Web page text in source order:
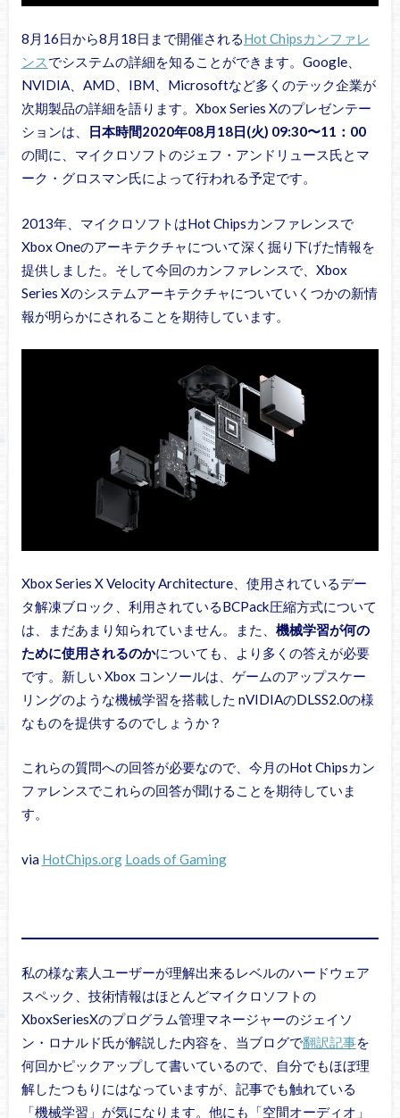
8月16日から8月18日まで開催されるHot Chipsカンファレ
ンスでシステムの詳細を知ることができます。Google、
NVIDIA、AMD、IBM、Microsoftなど多くのテック企業が
次期製品の詳細を語ります。Xbox Series Xのプレゼンテー
ションは、
日本時間2020年08月18日(火) 09:30〜11：00
の間に、マイクロソフトのジェフ・アンドリュース氏とマ
ーク・グロスマン氏によって行われる予定です。
2013年、マイクロソフトはHot Chipsカンファレンスで
Xbox Oneのアーキテクチャについて深く掘り下げた情報を
提供しました。そして今回のカンファレンスで、Xbox
Series Xのシステムアーキテクチャについていくつかの新情
報が明らかにされることを期待しています。
Xbox Series X Velocity Architecture、使用されているデー
タ解凍ブロック、利用されているBCPack圧縮方式について
は、まだあまり知られていません。また、 機械学習が何の
ために使用されるのかについても、より多くの答えが必要
です。新しい Xbox コンソールは、ゲームのアップスケー
リングのような機械学習を搭載した nVIDIAのDLSS2.0の様
なものを提供するのでしょうか？
これらの質問への回答が必要なので、今月のHot Chipsカン
ファレンスでこれらの回答が聞けることを期待していま
す。
via HotChips.org Loads of Gaming
私の様な素人ユーザーが理解出来るレベルのハードウェア
スペック、技術情報はほとんどマイクロソフトの
XboxSeriesXのプログラム管理マネージャーのジェイソ
ン・ロナルド氏が解説した内容を、当ブログで翻訳記事を
何回かピックアップして書いているので、自分でもほぼ理
解したつもりにはなっていますが、記事でも触れている
「機械学習」が気になります。他にも「空間オーディオ」